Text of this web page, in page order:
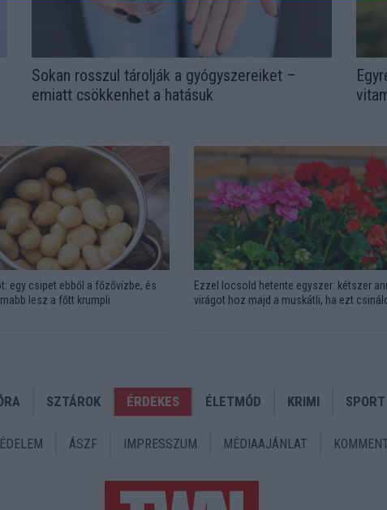
Sokan rosszul tárolják a gyógyszereiket –
emiatt csökkenhet a hatásuk
egy csipet ebből a főzővízbe, és
lesz a főtt krumpli
Ezzel locsold hetente egyszer: kétszer
virágot hoz majd a muskátli, ha ezt
SZTÁROK ÉRDEKES ÉLETMÓD KRIMI SPORT
ÁSZF IMPRESSZUM MÉDIAAJÁNLAT